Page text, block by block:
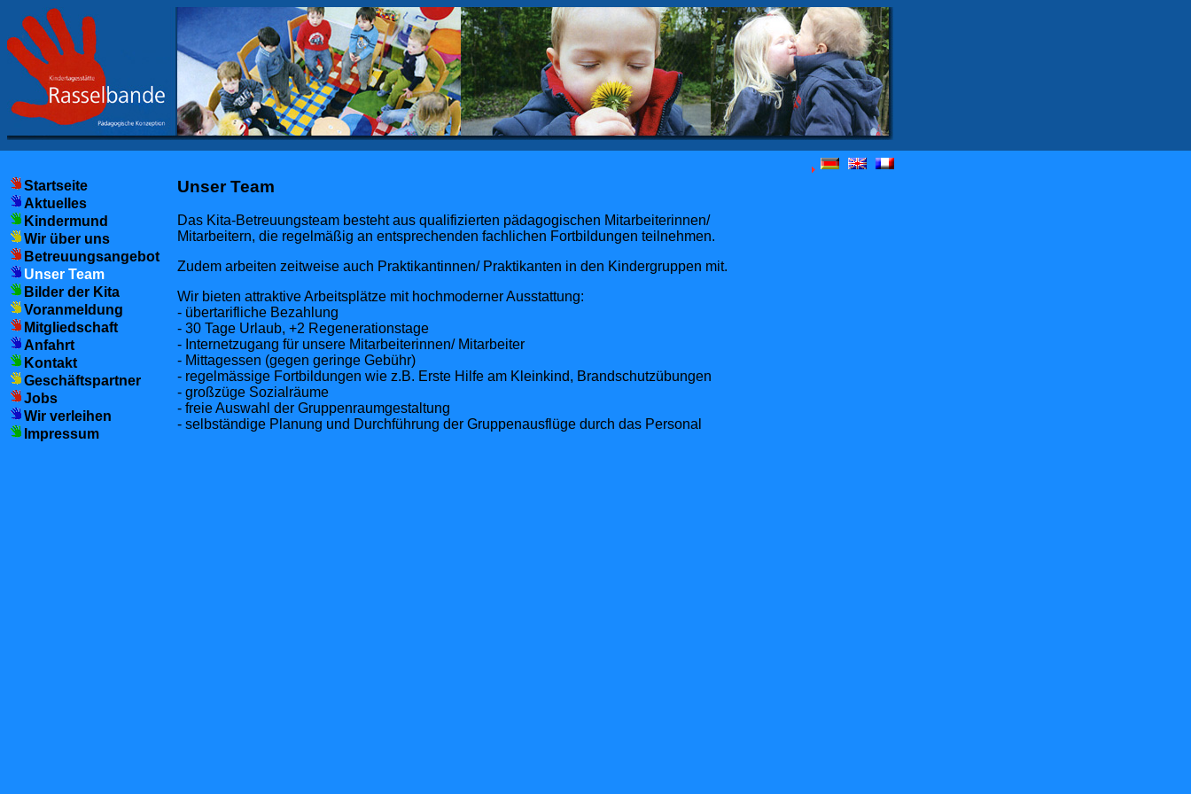
Startseite
Aktuelles
Kindermund
Wir über uns
Betreuungsangebot
Unser Team
Bilder der Kita
Voranmeldung
Mitgliedschaft
Anfahrt
Kontakt
Geschäftspartner
Jobs
Wir verleihen
Impressum
Unser Team
Das Kita-Betreuungsteam besteht aus qualifizierten pädagogischen Mitarbeiterinnen/
Mitarbeitern, die regelmäßig an entsprechenden fachlichen Fortbildungen teilnehmen.
Zudem arbeiten zeitweise auch Praktikantinnen/ Praktikanten in den Kindergruppen mit.
Wir bieten attraktive Arbeitsplätze mit hochmoderner Ausstattung:
- übertarifliche Bezahlung
- 30 Tage Urlaub, +2 Regenerationstage
- Internetzugang für unsere Mitarbeiterinnen/ Mitarbeiter
- Mittagessen (gegen geringe Gebühr)
- regelmässige Fortbildungen wie z.B. Erste Hilfe am Kleinkind, Brandschutzübungen
- großzüge Sozialräume
- freie Auswahl der Gruppenraumgestaltung
- selbständige Planung und Durchführung der Gruppenausflüge durch das Personal